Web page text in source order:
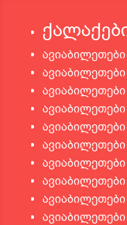
ავიაბილეთები